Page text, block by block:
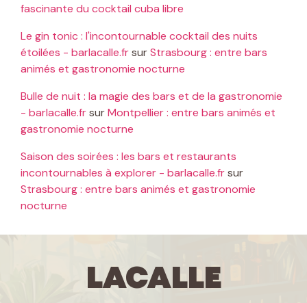
fascinante du cocktail cuba libre
Le gin tonic : l'incontournable cocktail des nuits
étoilées - barlacalle.frsurStrasbourg : entre bars
animés et gastronomie nocturne
Bulle de nuit : la magie des bars et de la gastronomie
- barlacalle.frsurMontpellier : entre bars animés et
gastronomie nocturne
Saison des soirées : les bars et restaurants
incontournables à explorer - barlacalle.frsur
Strasbourg : entre bars animés et gastronomie
nocturne
LaCalle